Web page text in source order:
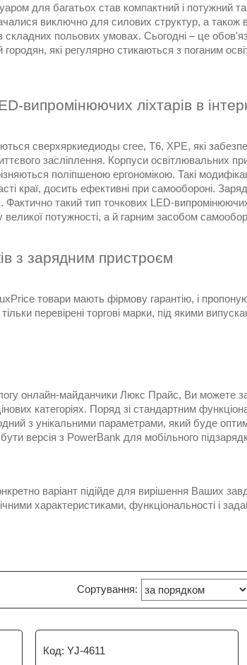
для багатьох став компактний і потужний
виключно для силових структур, а
польових умовах. Сьогодні – це
городян, які регулярно стикаються з поганим
випромінюючих ліхтарів в
сверхяркиедиоды cree, T6, XPE, які
засліплення. Корпуси освітлювальних
поліпшеною ергономікою. Такі
краї, досить ефективні при самообороні.
Фактично такий тип точкових LED-
великої потужності, а й гарним засобом
з зарядним пристроєм
товари мають фірмову гарантію, і
перевірені торгові марки, під якими
онлайн-майданчики Люкс Прайс, Ви можете
категоріях. Поряд зі стандартним
з унікальними параметрами, який буде
версія з PowerBank для мобільного
варіант підійде для вирішення Ваших
характеристиками, функціональності і
YJ-4611